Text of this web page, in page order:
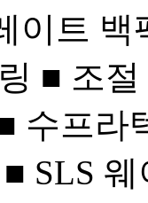
이트 백
■ 조
수프라
SLS